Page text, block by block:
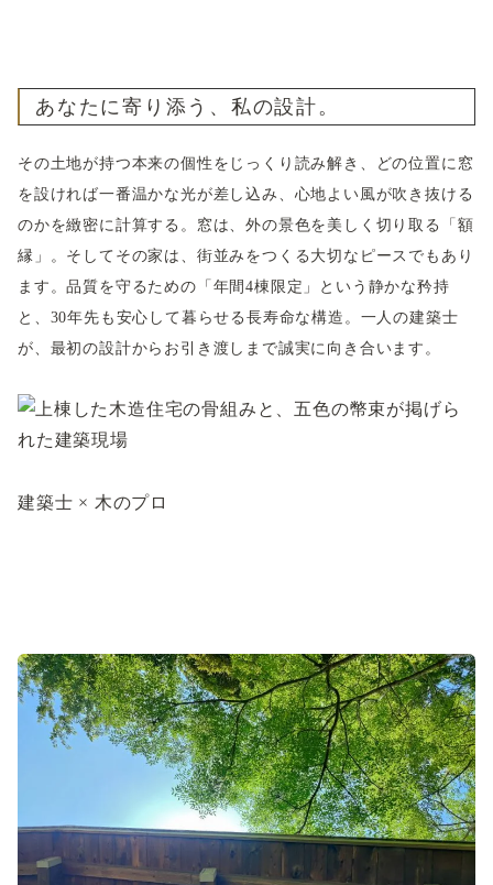
あなたに寄り添う、私の設計。
その土地が持つ本来の個性をじっくり読み解き、どの位置に窓
を設ければ一番温かな光が差し込み、心地よい風が吹き抜ける
のかを緻密に計算する。窓は、外の景色を美しく切り取る「額
縁」。そしてその家は、街並みをつくる大切なピースでもあり
ます。品質を守るための「年間4棟限定」という静かな矜持
と、30年先も安心して暮らせる長寿命な構造。一人の建築士
が、最初の設計からお引き渡しまで誠実に向き合います。
建築士 × 木のプロ